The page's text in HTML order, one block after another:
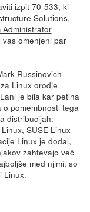
izpit 70-533, ki
Solutions,
omenjeni par
Russinovich
Linux orodje
je bila kar petina
pomembnosti tega
distribucijah:
SUSE Linux
Linux je dodal,
zahtevajo več
med njimi, so
Linux.